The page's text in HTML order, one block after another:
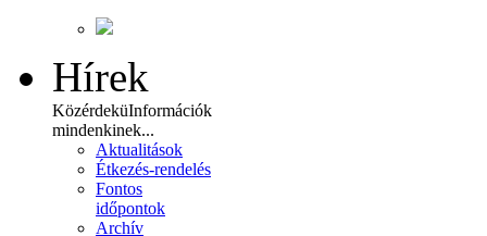
Hírek
KözérdeküInformációk
mindenkinek...
Aktualitások
Étkezés-rendelés
Fontos
időpontok
Archív